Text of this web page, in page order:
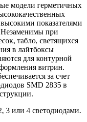
модели герметичных
показателями
Незаменимы при
табло, светящихся
в лайтбоксы
для контурной
витрин.
за счет
SMD 2835 в
3 или 4 светодиодами.